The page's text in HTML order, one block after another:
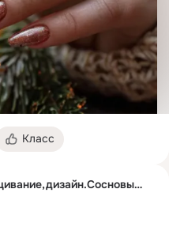
Класс
Маникюр, гель-лак, наращивание,дизайн.Сосновый Бор